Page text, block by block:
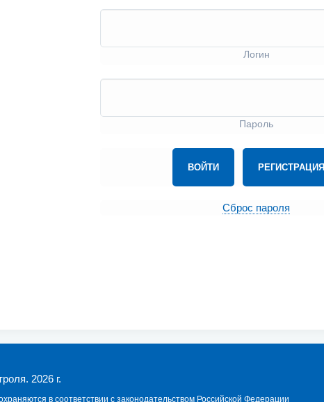
Логин
Пароль
ВОЙТИ РЕГИСТРАЦИЯ
Сброс пароля
2026 г.
в соответствии с законодательством Российской Федерации